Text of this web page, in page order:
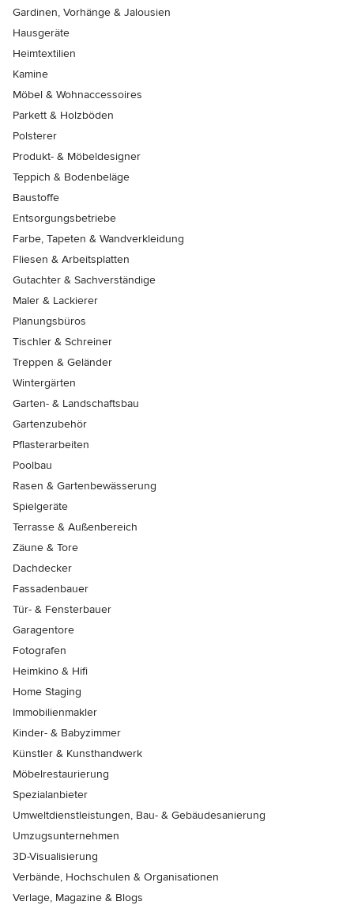
Gardinen, Vorhänge & Jalousien
Hausgeräte
Heimtextilien
Kamine
Möbel & Wohnaccessoires
Parkett & Holzböden
Polsterer
Produkt- & Möbeldesigner
Teppich & Bodenbeläge
Baustoffe
Entsorgungsbetriebe
Farbe, Tapeten & Wandverkleidung
Fliesen & Arbeitsplatten
Gutachter & Sachverständige
Maler & Lackierer
Planungsbüros
Tischler & Schreiner
Treppen & Geländer
Wintergärten
Garten- & Landschaftsbau
Gartenzubehör
Pflasterarbeiten
Poolbau
Rasen & Gartenbewässerung
Spielgeräte
Terrasse & Außenbereich
Zäune & Tore
Dachdecker
Fassadenbauer
Tür- & Fensterbauer
Garagentore
Fotografen
Heimkino & Hifi
Home Staging
Immobilienmakler
Kinder- & Babyzimmer
Künstler & Kunsthandwerk
Möbelrestaurierung
Spezialanbieter
Umweltdienstleistungen, Bau- & Gebäudesanierung
Umzugsunternehmen
3D-Visualisierung
Verbände, Hochschulen & Organisationen
Verlage, Magazine & Blogs